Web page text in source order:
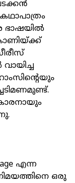
ഭാഷയില്‍
എന്ന
ഒരു